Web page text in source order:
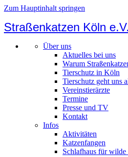
Zum Hauptinhalt springen
Straßenkatzen Köln e.V.
Über uns
Aktuelles bei uns
Warum
Tierschutz in Köln
Tierschutz geht uns
Vereinstierärzte
Termine
Presse und TV
Kontakt
Infos
Aktivitäten
Katzenfangen
Schlafhaus für wilde